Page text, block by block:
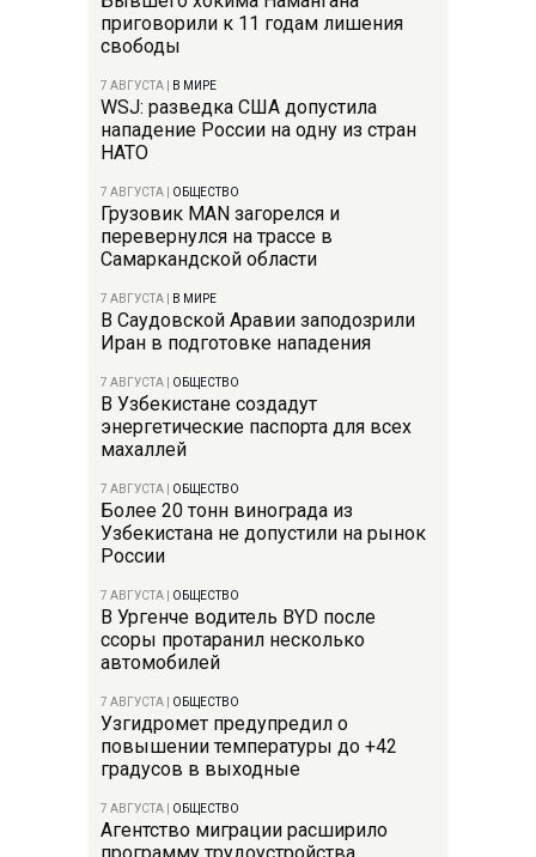
приговорили к 11 годам лишения
свободы
7 АВГУСТА В МИРЕ
WSJ: разведка США допустила
нападение России на одну из стран
НАТО
7 АВГУСТА ОБЩЕСТВО
Грузовик MAN загорелся и
перевернулся на трассе в
Самаркандской области
7 АВГУСТА В МИРЕ
В Саудовской Аравии заподозрили
Иран в подготовке нападения
7 АВГУСТА ОБЩЕСТВО
В Узбекистане создадут
энергетические паспорта для всех
махаллей
7 АВГУСТА ОБЩЕСТВО
Более 20 тонн винограда из
Узбекистана не допустили на рынок
России
7 АВГУСТА ОБЩЕСТВО
В Ургенче водитель BYD после
ссоры протаранил несколько
автомобилей
7 АВГУСТА ОБЩЕСТВО
Узгидромет предупредил о
повышении температуры до +42
градусов в выходные
7 АВГУСТА ОБЩЕСТВО
Агентство миграции расширило